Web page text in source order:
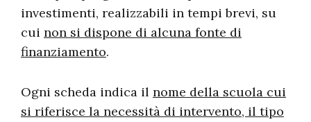
investimenti, realizzabili in tempi brevi, su
cui non si dispone di alcuna fonte di
finanziamento.
Ogni scheda indica il nome della scuola cui
si riferisce la necessità di intervento, il tipo